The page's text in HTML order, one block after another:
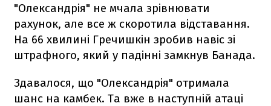
"Олександрія" не мчала зрівнювати
рахунок, але все ж скоротила відставання.
На 66 хвилині Гречишкін зробив навіс зі
штрафного, який у падінні замкнув Банада.
Здавалося, що "Олександрія" отримала
шанс на камбек. Та вже в наступній атаці